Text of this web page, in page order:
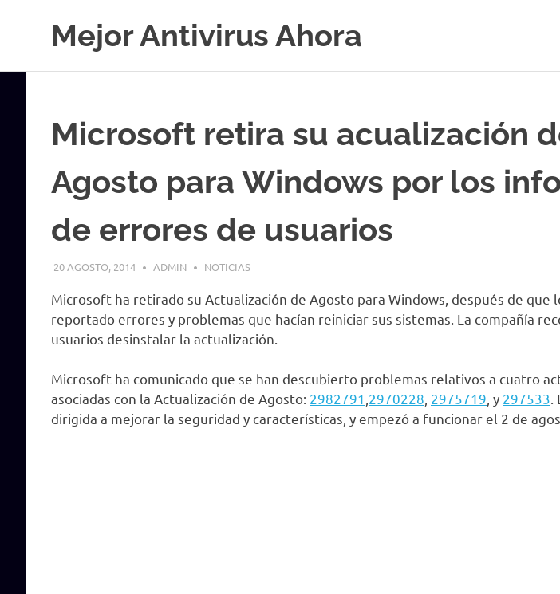
contenidoMejor Antivirus Ahora
Microsoft retira su acualización
Agosto para Windows por los
de errores de usuarios
20 AGOSTO, 2014 ADMIN NOTICIAS
Microsoft ha retirado su Actualización de Agosto para Windows, después de que
reportado errores y problemas que hacían reiniciar sus sistemas. La compañía
usuarios desinstalar la actualización.
Microsoft ha comunicado que se han descubierto problemas relativos a cuatro
asociadas con la Actualización de Agosto: 2982791 2970228 2975719 , y 297533
dirigida a mejorar la seguridad y características, y empezó a funcionar el 2 de